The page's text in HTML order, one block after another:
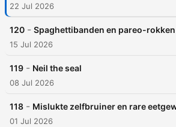
22 Jul 2026
120 - Spaghettibanden en pareo-rokken
15 Jul 2026
119 - Neil the seal
08 Jul 2026
118 - Mislukte zelfbruiner en rare
01 Jul 2026